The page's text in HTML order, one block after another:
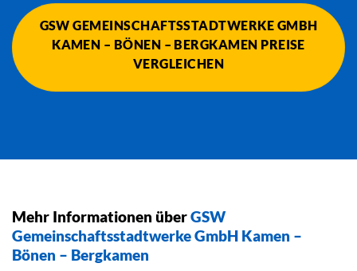
GSW GEMEINSCHAFTSSTADTWERKE GMBH
KAMEN – BÖNEN – BERGKAMEN PREISE
VERGLEICHEN
Mehr Informationen überGSW
Gemeinschaftsstadtwerke GmbH Kamen –
Bönen – Bergkamen